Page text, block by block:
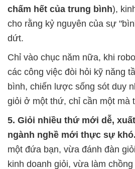
chấm hết của trung bình),
cho rằng kỷ nguyên của sự
dứt.
Chỉ vào chục năm nữa, khi
các công việc đòi hỏi kỹ năng
bình, chiến lược sống sót duy
giỏi ở một thứ, chỉ cần một mà
5. Giỏi nhiều thứ mới dễ,
ngành nghề mới thực sự
một đứa bạn, vừa đánh đàn
kinh doanh giỏi, vừa làm